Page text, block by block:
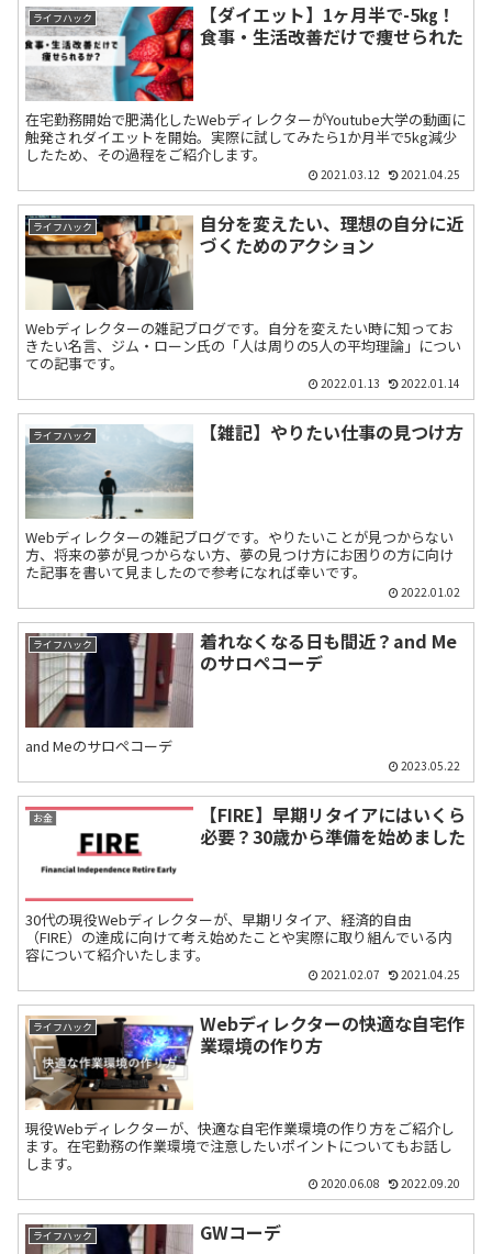
ライフハック
【ダイエット】1ヶ月半で-5㎏！
食事・生活改善だけで痩せられた
在宅勤務開始で肥満化したWebディレクターがYoutube大学の動画に
触発されダイエットを開始。実際に試してみたら1か月半で5kg減少
したため、その過程をご紹介します。
2021.03.12 2021.04.25
ライフハック
自分を変えたい、理想の自分に近
づくためのアクション
Webディレクターの雑記ブログです。自分を変えたい時に知ってお
きたい名言、ジム・ローン氏の「人は周りの5人の平均理論」につい
ての記事です。
2022.01.13 2022.01.14
ライフハック 【雑記】やりたい仕事の見つけ方
Webディレクターの雑記ブログです。やりたいことが見つからない
方、将来の夢が見つからない方、夢の見つけ方にお困りの方に向け
た記事を書いて見ましたので参考になれば幸いです。
2022.01.02
ライフハック
着れなくなる日も間近？and Me
のサロペコーデ
and Meのサロペコーデ
2023.05.22
お金
【FIRE】早期リタイアにはいくら
必要？30歳から準備を始めました
30代の現役Webディレクターが、早期リタイア、経済的自由
（FIRE）の達成に向けて考え始めたことや実際に取り組んでいる内
容について紹介いたします。
2021.02.07 2021.04.25
ライフハック
Webディレクターの快適な自宅作
業環境の作り方
現役Webディレクターが、快適な自宅作業環境の作り方をご紹介し
ます。在宅勤務の作業環境で注意したいポイントについてもお話し
します。
2020.06.08 2022.09.20
ライフハック GWコーデ